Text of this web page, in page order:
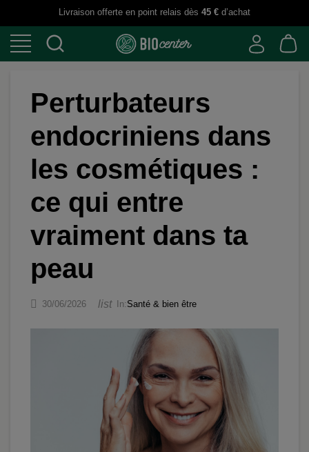
Livraison offerte en point relais dès 45 € d’achat
Perturbateurs
endocriniens dans
les cosmétiques :
ce qui entre
vraiment dans ta
peau
 30/06/2026 list In: Santé & bien être